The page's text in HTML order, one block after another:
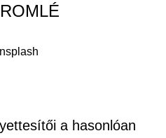
a hasonlóan